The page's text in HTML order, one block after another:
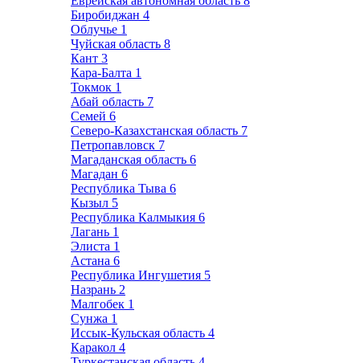
Биробиджан 4
Облучье 1
Чуйская область 8
Кант 3
Кара-Балта 1
Токмок 1
Абай область 7
Семей 6
Северо-Казахстанская область 7
Петропавловск 7
Магаданская область 6
Магадан 6
Республика Тыва 6
Кызыл 5
Республика Калмыкия 6
Лагань 1
Элиста 1
Астана 6
Республика Ингушетия 5
Назрань 2
Малгобек 1
Сунжа 1
Иссык-Кульская область 4
Каракол 4